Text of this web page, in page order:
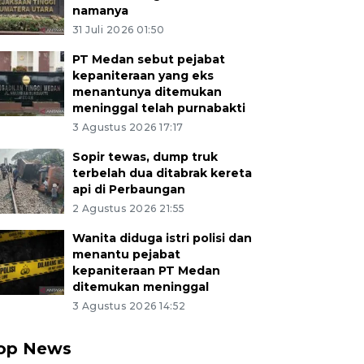
namanya
31 Juli 2026 01:50
PT Medan sebut pejabat
kepaniteraan yang eks
menantunya ditemukan
meninggal telah purnabakti
3 Agustus 2026 17:17
Sopir tewas, dump truk
terbelah dua ditabrak kereta
api di Perbaungan
2 Agustus 2026 21:55
Wanita diduga istri polisi dan
menantu pejabat
kepaniteraan PT Medan
ditemukan meninggal
3 Agustus 2026 14:52
News